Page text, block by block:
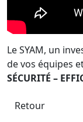
Le SYAM, un
de vos équipes
SÉCURITÉ –
Retour